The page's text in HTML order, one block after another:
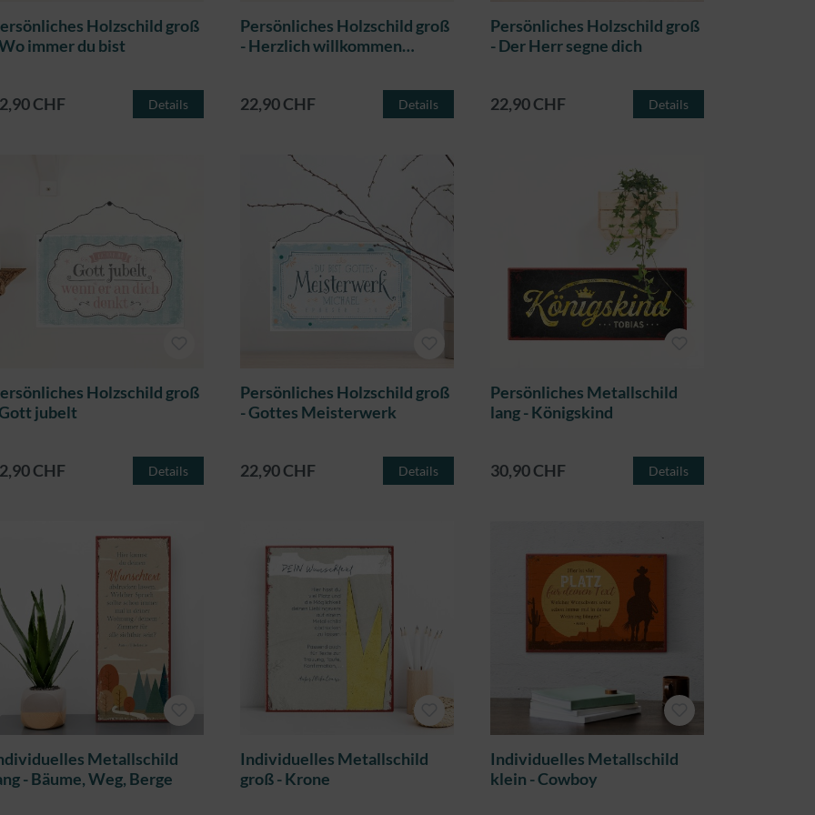
Holzschild groß
immer du bist
CHF Details
Persönliches Holzschild groß
- Herzlich willkommen
22,90 CHF
Details
Persönliches Holzschild groß
- Der Herr segne dich
22,90 CHF Details
Holzschild groß
jubelt
CHF Details
Persönliches Holzschild groß
- Gottes Meisterwerk
22,90 CHF Details
Persönliches Metallschild
lang - Königskind
30,90 CHF Details
Metallschild
- Bäume, Weg, Berge
Individuelles Metallschild
groß - Krone
Individuelles Metallschild
klein - Cowboy